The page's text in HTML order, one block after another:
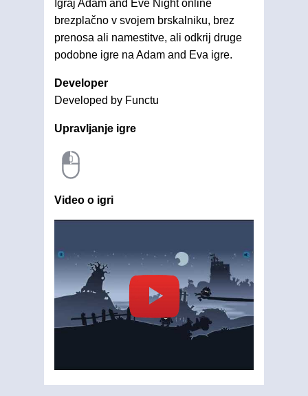
Igraj Adam and Eve Night online
brezplačno v svojem brskalniku, brez
prenosa ali namestitve, ali odkrij druge
podobne igre na Adam and Eva igre.
Developer
Developed by Functu
Upravljanje igre
Video o igri